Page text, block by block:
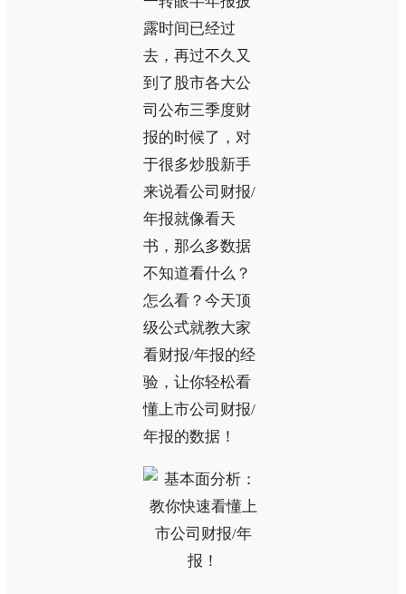
露时间已经过
去，再过不久又
到了股市各大公
司公布三季度财
报的时候了，对
于很多炒股新手
来说看公司财报/
年报就像看天
书，那么多数据
不知道看什么？
怎么看？今天顶
级公式就教大家
看财报/年报的经
验，让你轻松看
懂上市公司财报/
年报的数据！